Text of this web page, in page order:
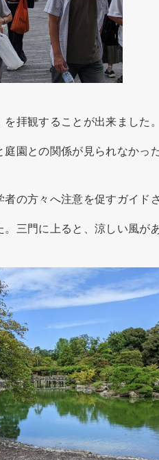
拝観することが出来ました。
園との関係が見られなか
の方々へ注意を促すガイド
三門に上ると、涼しい風